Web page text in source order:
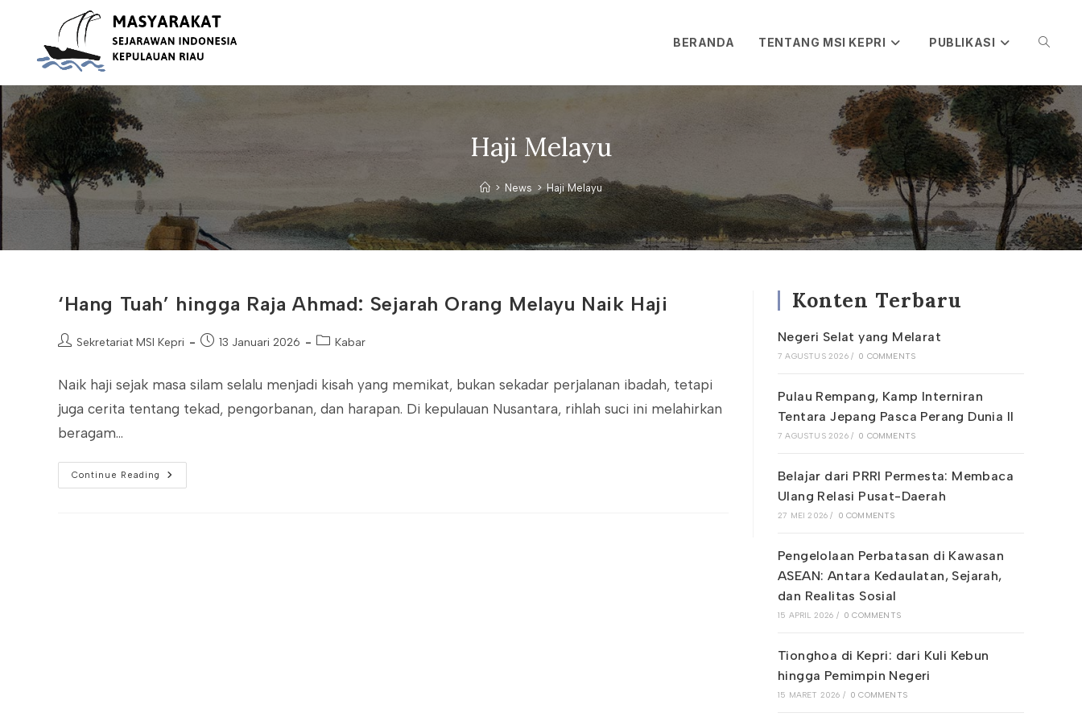
BERANDA TENTANG MSI KEPRI PUBLIKASI
SEARCH
Haji Melayu
> News > Haji Melayu
‘Hang Tuah’ hingga Raja Ahmad: Sejarah Orang Melayu Naik Haji
PostSekretariat MSI Kepri
Post13 Januari 2026
PostKabar
Naik haji sejak masa silam selalu menjadi kisah yang memikat, bukan sekadar perjalanan ibadah, tetapi
juga cerita tentang tekad, pengorbanan, dan harapan. Di kepulauan Nusantara, rihlah suci ini melahirkan
beragam…
Continue Reading
‘Hang
Tuah’
Konten Terbaru
Negeri Selat yang Melarat
7 AGUSTUS 2026 / 0 COMMENTS
Pulau Rempang, Kamp Interniran
Tentara Jepang Pasca Perang Dunia II
7 AGUSTUS 2026 / 0 COMMENTS
Belajar dari PRRI Permesta: Membaca
Ulang Relasi Pusat-Daerah
27 MEI 2026 / 0 COMMENTS
Pengelolaan Perbatasan di Kawasan
ASEAN: Antara Kedaulatan, Sejarah,
dan Realitas Sosial
15 APRIL 2026 / 0 COMMENTS
Tionghoa di Kepri: dari Kuli Kebun
hingga Pemimpin Negeri
15 MARET 2026 / 0 COMMENTS